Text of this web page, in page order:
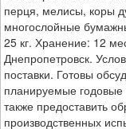
перця, мелисы, коры
многослойные
25 кг. Хранение: 12
Днепропетровск.
поставки. Готовы
планируемые
также предоставить
производственных